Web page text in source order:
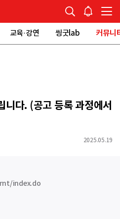
교육·강연 씽굿lab 커뮤니
니다. (공고 등록 과정에서
2025.05.19
index.do